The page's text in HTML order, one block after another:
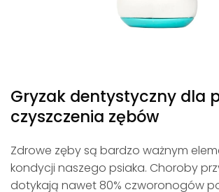
Gryzak dentystyczny dla
czyszczenia zębów
Zdrowe zęby są bardzo ważnym
kondycji naszego psiaka. Choroby
dotykają nawet 80% czworonogów